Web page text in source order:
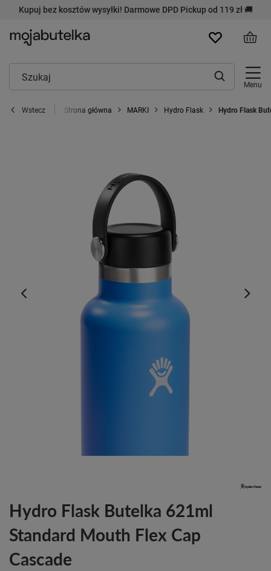
Kupuj bez kosztów wysyłki! Darmowe DPD Pickup od 119 zł 🚚
Menu
Wstecz Strona główna MARKI Hydro Flask Hydro Flask
Hydro Flask Butelka 621ml
Standard Mouth Flex Cap
Cascade